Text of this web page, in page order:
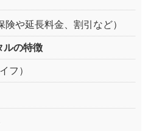
険や延長料金、割引など）
ルの特徴
フ）